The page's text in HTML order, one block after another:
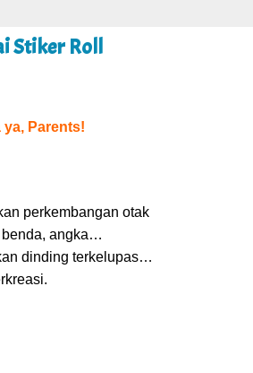
Stiker Roll
Parents!
perkembangan otak
benda, angka…
dinding terkelupas…